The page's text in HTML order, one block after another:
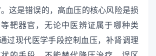
这是错误的，高血压的核心风险是损
靶器官，无论中医辨证属于哪种类
过现代医学手段控制血压，补肾调理